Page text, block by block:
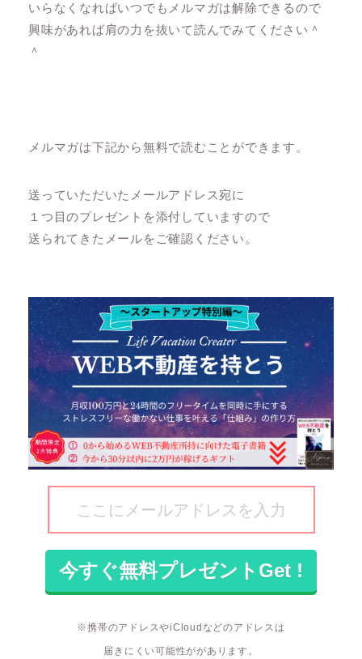
いらなくなればいつでもメルマガは解除できるので
興味があれば肩の力を抜いて読んでみてください＾
＾
メルマガは下記から無料で読むことができます。
送っていただいたメールアドレス宛に
１つ目のプレゼントを添付していますので
送られてきたメールをご確認ください。
※携帯のアドレスやiCloudなどのアドレスは
届きにくい可能性ががあります。